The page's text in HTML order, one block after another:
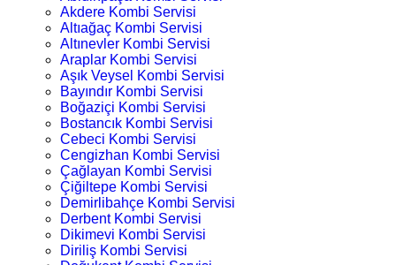
Akdere Kombi Servisi
Altıağaç Kombi Servisi
Altınevler Kombi Servisi
Araplar Kombi Servisi
Aşık Veysel Kombi Servisi
Bayındır Kombi Servisi
Boğaziçi Kombi Servisi
Bostancık Kombi Servisi
Cebeci Kombi Servisi
Cengizhan Kombi Servisi
Çağlayan Kombi Servisi
Çiğiltepe Kombi Servisi
Demirlibahçe Kombi Servisi
Derbent Kombi Servisi
Dikimevi Kombi Servisi
Diriliş Kombi Servisi